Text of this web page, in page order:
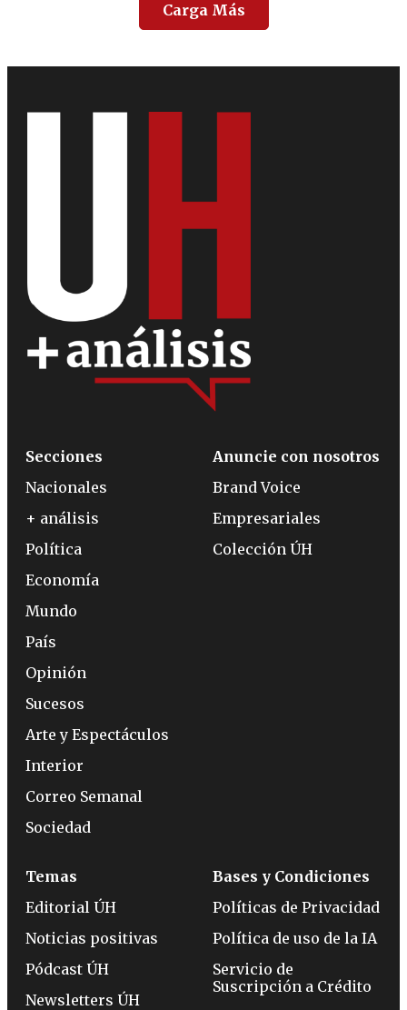
Carga Más
Secciones
Nacionales
+ análisis
Política
Economía
Mundo
País
Opinión
Sucesos
Arte y Espectáculos
Interior
Correo Semanal
Sociedad
Anuncie con nosotros
Brand Voice
Empresariales
Colección ÚH
Temas
Editorial ÚH
Noticias positivas
Pódcast ÚH
Newsletters ÚH
Bases y Condiciones
Políticas de Privacidad
Política de uso de la IA
Servicio de
Suscripción a Crédito